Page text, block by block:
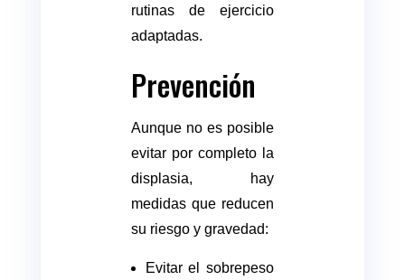
rutinas de ejercicio
adaptadas.
Prevención
Aunque no es posible
evitar por completo la
displasia, hay
medidas que reducen
su riesgo y gravedad:
Evitar el sobrepeso